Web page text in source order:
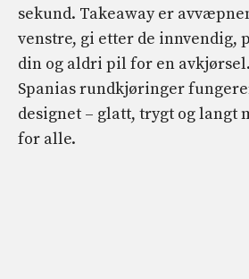
sekund. Takeaway er
venstre, gi etter de innvendig,
din og aldri pil for en
Spanias rundkjøringer
designet – glatt, trygt og langt
for alle.